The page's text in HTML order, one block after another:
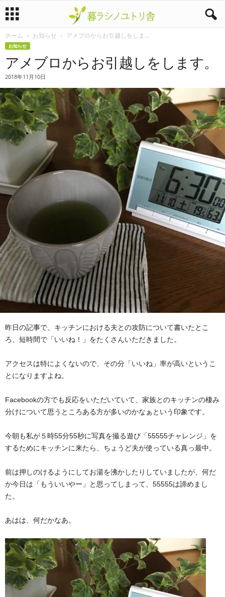
暮
ノ
ユ
舎
ホーム お知らせ アメブロからお引越しをしま...
お知らせ
アメブロからお引越しをします。
2018年11月10日
昨日の記事で、キッチンにおける夫との攻防について書いたとこ
ろ、短時間で「いいね！」をたくさんいただきました。
アクセスは特によくないので、その分「いいね」率が高いというこ
とになりますよね。
Facebookの方でも反応をいただいていて、家族とのキッチンの棲み
分けについて思うところある方が多いのかなぁという印象です。
今朝も私が５時55分55秒に写真を撮る遊び「55555チャレンジ」を
するためにキッチンに来たら、ちょうど夫が使っている真っ最中。
前は押しのけるようにしてお湯を沸かしたりしていましたが、何だ
か今日は「もういいやー」と思ってしまって、55555は諦めまし
た。
あはは、何だかなあ。